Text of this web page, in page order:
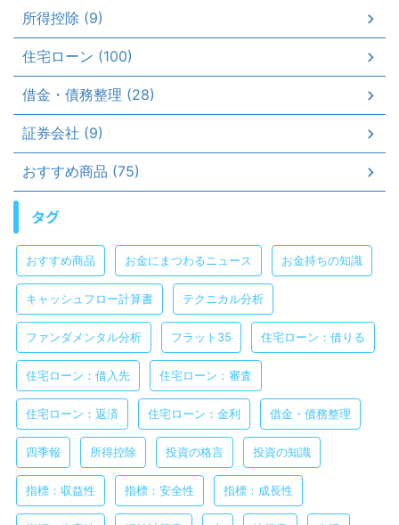
所得控除 (9)
住宅ローン (100)
借金・債務整理 (28)
証券会社 (9)
おすすめ商品 (75)
タグ
おすすめ商品 お金にまつわるニュース お金持ちの知識
キャッシュフロー計算書 テクニカル分析
ファンダメンタル分析 フラット35 住宅ローン：借りる
住宅ローン：借入先 住宅ローン：審査
住宅ローン：返済 住宅ローン：金利 借金・債務整理
四季報 所得控除 投資の格言 投資の知識
指標：収益性 指標：安全性 指標：成長性